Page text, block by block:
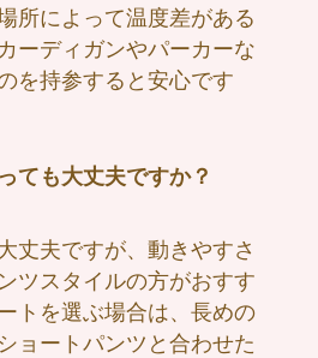
所によって温度差がある
ーディガンやパーカーな
を持参すると安心です
ても大丈夫ですか？
丈夫ですが、動きやすさ
ツスタイルの方がおすす
トを選ぶ場合は、長めの
ョートパンツと合わせた